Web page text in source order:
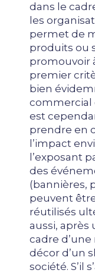
dans le
les
permet de
produits ou
promouvoir
premier
bien
commercial
est
prendre en
l’impact
l’exposant
des
(bannières,
peuvent
réutilisés
aussi, après
cadre
décor d’un
société. S’il